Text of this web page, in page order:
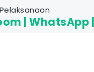
Pelaksanaan
| WhatsApp